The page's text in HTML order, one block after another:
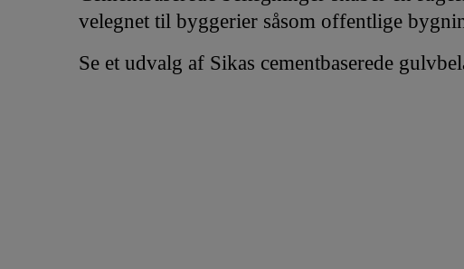
velegnet til byggerier såsom offentlige
Se et udvalg af Sikas cementbaserede